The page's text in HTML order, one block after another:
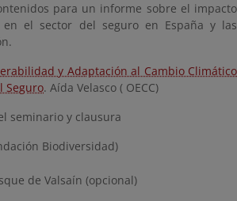
para un informe sobre el impacto
el sector del seguro en España y las
y Adaptación al Cambio Climático
Seguro. Aída Velasco ( OECC)
seminario y clausura
Biodiversidad)
de Valsaín (opcional)